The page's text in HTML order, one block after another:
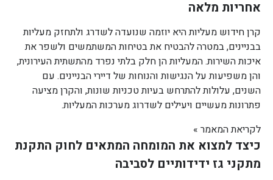
אחריות מלאה
קרן חידוש מעליות היא יוזמה שנועדה לשדרג ולתחזק מעליות
בבניינים, במטרה להבטיח את בטיחות המשתמשים ולשפר את
איכות השירות. המעליות הן חלק בלתי נפרד מהתשתית העירונית,
והן משפיעות על הנגישות והנוחות של דיירי הבניינים. עם
השנים, עלולות להתרחש בעיות טכניות שונות, והקרן מציעה
פתרונות מעשיים ויעילים לשדרוג מערכות המעליות.
לקריאת המאמר »
כיצד למצוא את המומחה המתאים לחוק התקנת
מתקני גז ידידותיים לסביבה